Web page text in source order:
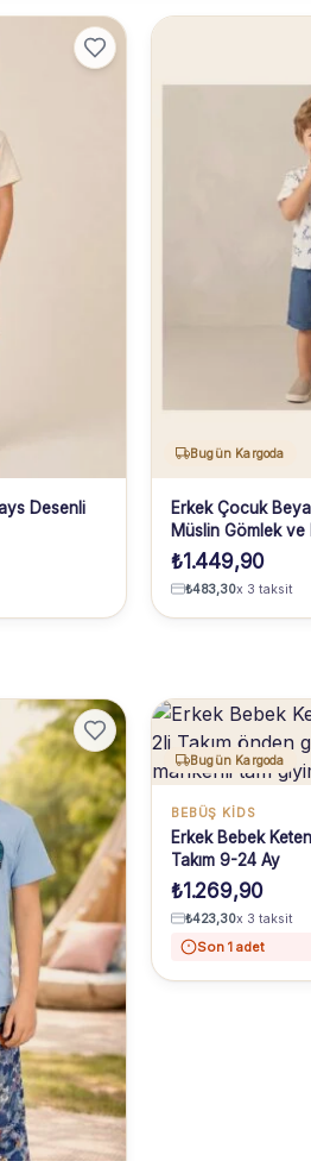
Desenli
Bugün Kargoda
Erkek Çocuk
Müslin Gömlek ve
Yaş
₺1.449,90
₺483,30x 3 taksit
Bugün Kargoda
BEBÜŞ KIDS
Erkek Bebek
Takım 9-24 Ay
₺1.269,90
₺423,30x 3 taksit
Son 1 adet